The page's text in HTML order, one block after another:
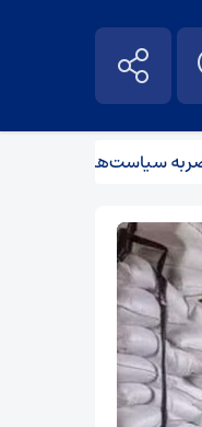
غیرکارشناسانه